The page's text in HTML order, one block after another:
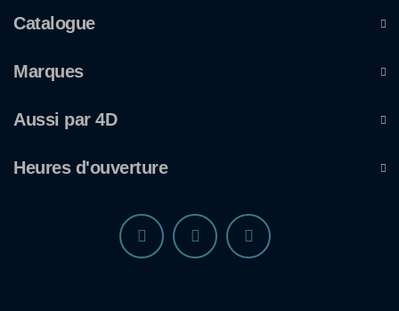
Catalogue
Marques
Aussi par 4D
Heures d'ouverture